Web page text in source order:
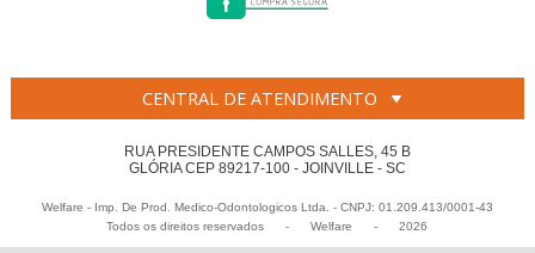
CENTRAL DE ATENDIMENTO
RUA PRESIDENTE CAMPOS SALLES, 45 B
GLÓRIA CEP 89217-100 - JOINVILLE - SC
Welfare - Imp. De Prod. Medico-Odontologicos Ltda. - CNPJ: 01.209.413/0001-43
Todos os direitos reservados
- Welfare - 2026